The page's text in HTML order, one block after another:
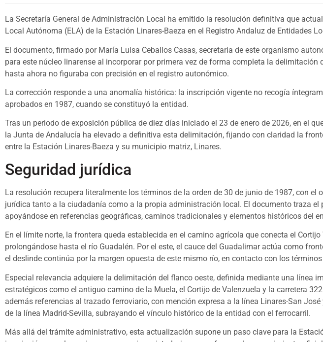
La Secretaría General de Administración Local ha emitido la resolución definitiva que
Local Autónoma (ELA) de la Estación Linares-Baeza en el Registro Andaluz de Entidades
El documento, firmado por María Luisa Ceballos Casas, secretaria de este organismo
para este núcleo linarense al incorporar por primera vez de forma completa la delimitación
hasta ahora no figuraba con precisión en el registro autonómico.
La corrección responde a una anomalía histórica: la inscripción vigente no recogía
aprobados en 1987, cuando se constituyó la entidad.
Tras un periodo de exposición pública de diez días iniciado el 23 de enero de 2026, en el
la Junta de Andalucía ha elevado a definitiva esta delimitación, fijando con claridad la
entre la Estación Linares-Baeza y su municipio matriz, Linares.
Seguridad jurídica
La resolución recupera literalmente los términos de la orden de 30 de junio de 1987, con el
jurídica tanto a la ciudadanía como a la propia administración local. El documento traza el
apoyándose en referencias geográficas, caminos tradicionales y elementos históricos del
En el límite norte, la frontera queda establecida en el camino agrícola que conecta el
prolongándose hasta el río Guadalén. Por el este, el cauce del Guadalimar actúa como
el deslinde continúa por la margen opuesta de este mismo río, en contacto con los
Especial relevancia adquiere la delimitación del flanco oeste, definida mediante una línea
estratégicos como el antiguo camino de la Muela, el Cortijo de Valenzuela y la carretera
además referencias al trazado ferroviario, con mención expresa a la línea Linares-San
de la línea Madrid-Sevilla, subrayando el vínculo histórico de la entidad con el ferrocarril.
Más allá del trámite administrativo, esta actualización supone un paso clave para la